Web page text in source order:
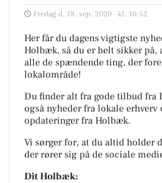
Fredag d. 18. sep. 2020 - kl. 10:52
Her får du dagens vigtigste
Holbæk, så du er helt sikker på,
alle de spændende ting, der
lokalområde!
Du finder alt fra gode tilbud fra
også nyheder fra lokale erhverv
opdateringer fra Holbæk.
Vi sørger for, at du altid holder
der rører sig på de sociale
Dit Holbæk: